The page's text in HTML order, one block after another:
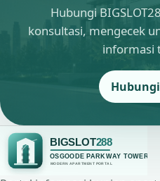
Hubungi
konsultasi, mengecek
informasi